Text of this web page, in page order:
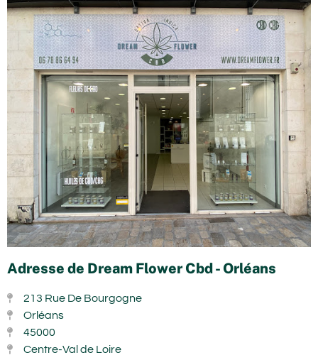
Adresse de Dream Flower Cbd - Orléans
213 Rue De Bourgogne
Orléans
45000
Centre-Val de Loire